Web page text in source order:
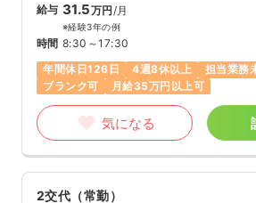
給与 31.5万円/月
※経験3年の例
時間 8:30～17:30
年間休日126日
4週8休以上
担当業務
ブランク可
月給35万円以上可
気になる
2交代（常勤）